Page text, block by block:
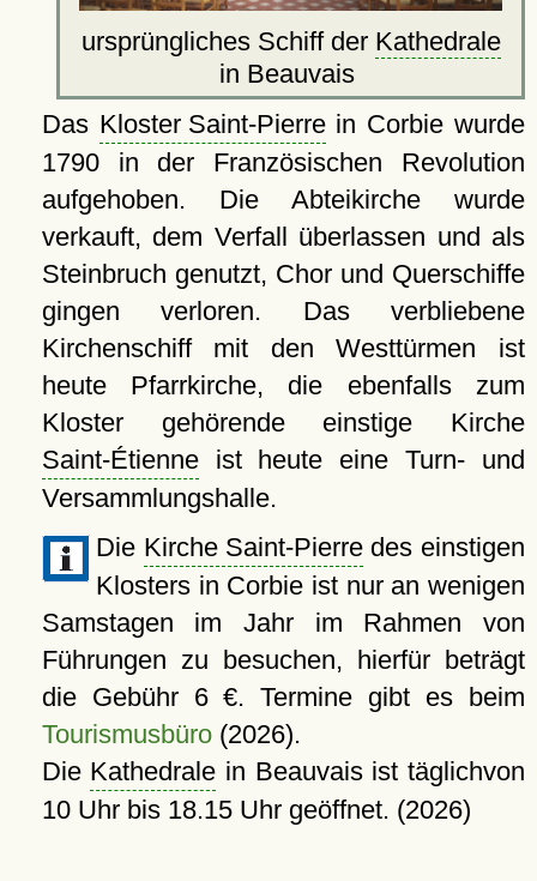
ursprüngliches Schiff der Kathedrale
in Beauvais
Das Kloster Saint-Pierrein Corbie wurde
1790 in der Französischen Revolution
aufgehoben. Die Abteikirche wurde
verkauft, dem Verfall überlassen und als
Steinbruch genutzt, Chor und Querschiffe
gingen verloren. Das verbliebene
Kirchenschiff mit den Westtürmen ist
heute Pfarrkirche, die ebenfalls zum
Kloster gehörende einstige Kirche
Saint-Étienneist heute eine Turn- und
Versammlungshalle.
Die Kirche Saint-Pierredes einstigen
Klosters in Corbie ist nur an wenigen
Samstagen im Jahr im Rahmen von
Führungen zu besuchen, hierfür beträgt
die Gebühr 6 €. Termine gibt es beim
Tourismusbüro(2026).
Die Kathedrale in Beauvais ist täglichvon
10 Uhr bis 18.15 Uhr geöffnet. (2026)